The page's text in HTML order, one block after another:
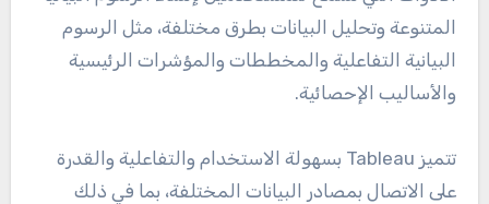
المتنوعة وتحليل البيانات بطرق مختلفة، مثل الرسوم
البيانية التفاعلية والمخططات والمؤشرات الرئيسية
والأساليب الإحصائية.
تتميز Tableau بسهولة الاستخدام والتفاعلية والقدرة
على الاتصال بمصادر البيانات المختلفة، بما في ذلك